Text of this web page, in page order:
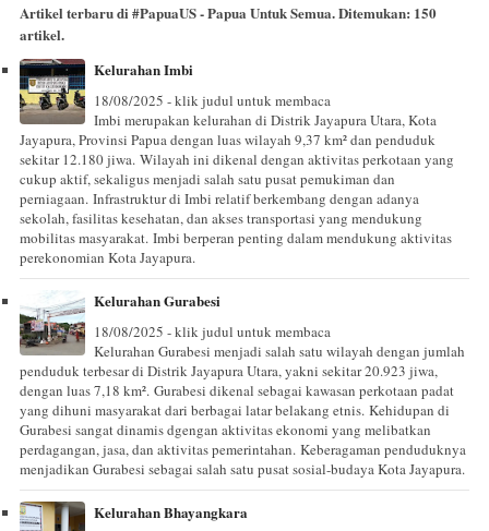
Artikel terbaru di #PapuaUS - Papua Untuk Semua. Ditemukan: 150
artikel.
Kelurahan Imbi
18/08/2025 - klik judul untuk membaca
Imbi merupakan kelurahan di Distrik Jayapura Utara, Kota
Jayapura, Provinsi Papua dengan luas wilayah 9,37 km² dan penduduk
sekitar 12.180 jiwa. Wilayah ini dikenal dengan aktivitas perkotaan yang
cukup aktif, sekaligus menjadi salah satu pusat pemukiman dan
perniagaan. Infrastruktur di Imbi relatif berkembang dengan adanya
sekolah, fasilitas kesehatan, dan akses transportasi yang mendukung
mobilitas masyarakat. Imbi berperan penting dalam mendukung aktivitas
perekonomian Kota Jayapura.
Kelurahan Gurabesi
18/08/2025 - klik judul untuk membaca
Kelurahan Gurabesi menjadi salah satu wilayah dengan jumlah
penduduk terbesar di Distrik Jayapura Utara, yakni sekitar 20.923 jiwa,
dengan luas 7,18 km². Gurabesi dikenal sebagai kawasan perkotaan padat
yang dihuni masyarakat dari berbagai latar belakang etnis. Kehidupan di
Gurabesi sangat dinamis dgengan aktivitas ekonomi yang melibatkan
perdagangan, jasa, dan aktivitas pemerintahan. Keberagaman penduduknya
menjadikan Gurabesi sebagai salah satu pusat sosial-budaya Kota Jayapura.
Kelurahan Bhayangkara